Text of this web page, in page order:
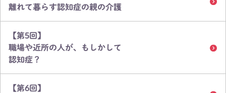
離れて暮らす認知症の親の介護
【第5回】
職場や近所の人が、もしかして
認知症？
【第6回】